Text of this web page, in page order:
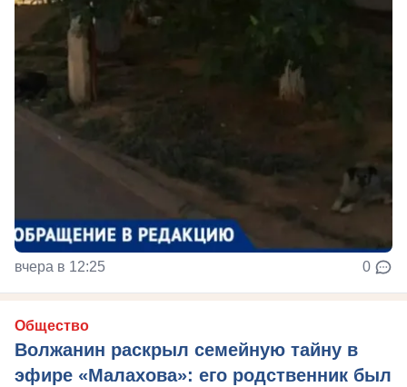
вчера в 12:25 0
Общество
Волжанин раскрыл семейную тайну в
эфире «Малахова»: его родственник был